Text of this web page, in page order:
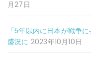
月27日
「5年以内に日本が戦争
盛況に 2023年10月10日